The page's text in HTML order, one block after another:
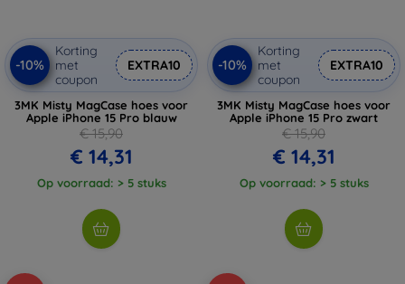
-10%
Korting
met
coupon
EXTRA10
3MK Misty MagCase hoes voor
Apple iPhone 15 Pro blauw
€ 15,90
€ 14,31
Op voorraad: > 5 stuks
-10%
Korting
met
coupon
EXTRA10
3MK Misty MagCase hoes voor
Apple iPhone 15 Pro zwart
€ 15,90
€ 14,31
Op voorraad: > 5 stuks